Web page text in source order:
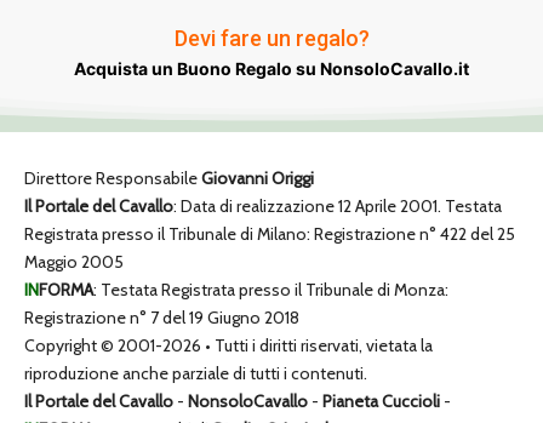
Devi fare un regalo?
Acquista un Buono Regalo su NonsoloCavallo.it
Direttore ResponsabileGiovanni Origgi
Il Portale del Cavallo: Data di realizzazione 12 Aprile 2001. Testata
Registrata presso il Tribunale di Milano: Registrazione n° 422 del 25
Maggio 2005
INFORMA: Testata Registrata presso il Tribunale di Monza:
Registrazione n° 7 del 19 Giugno 2018
Copyright © 2001-2026 • Tutti i diritti riservati, vietata la
riproduzione anche parziale di tutti i contenuti.
Il Portale del Cavallo - NonsoloCavallo - Pianeta Cuccioli -